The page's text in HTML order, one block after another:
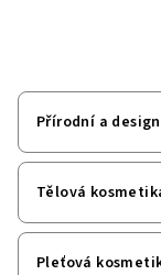
Přírodní a
Tělová
Pleťová